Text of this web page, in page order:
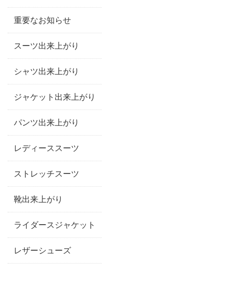
重要なお知らせ
スーツ出来上がり
シャツ出来上がり
ジャケット出来上がり
パンツ出来上がり
レディーススーツ
ストレッチスーツ
靴出来上がり
ライダースジャケット
レザーシューズ